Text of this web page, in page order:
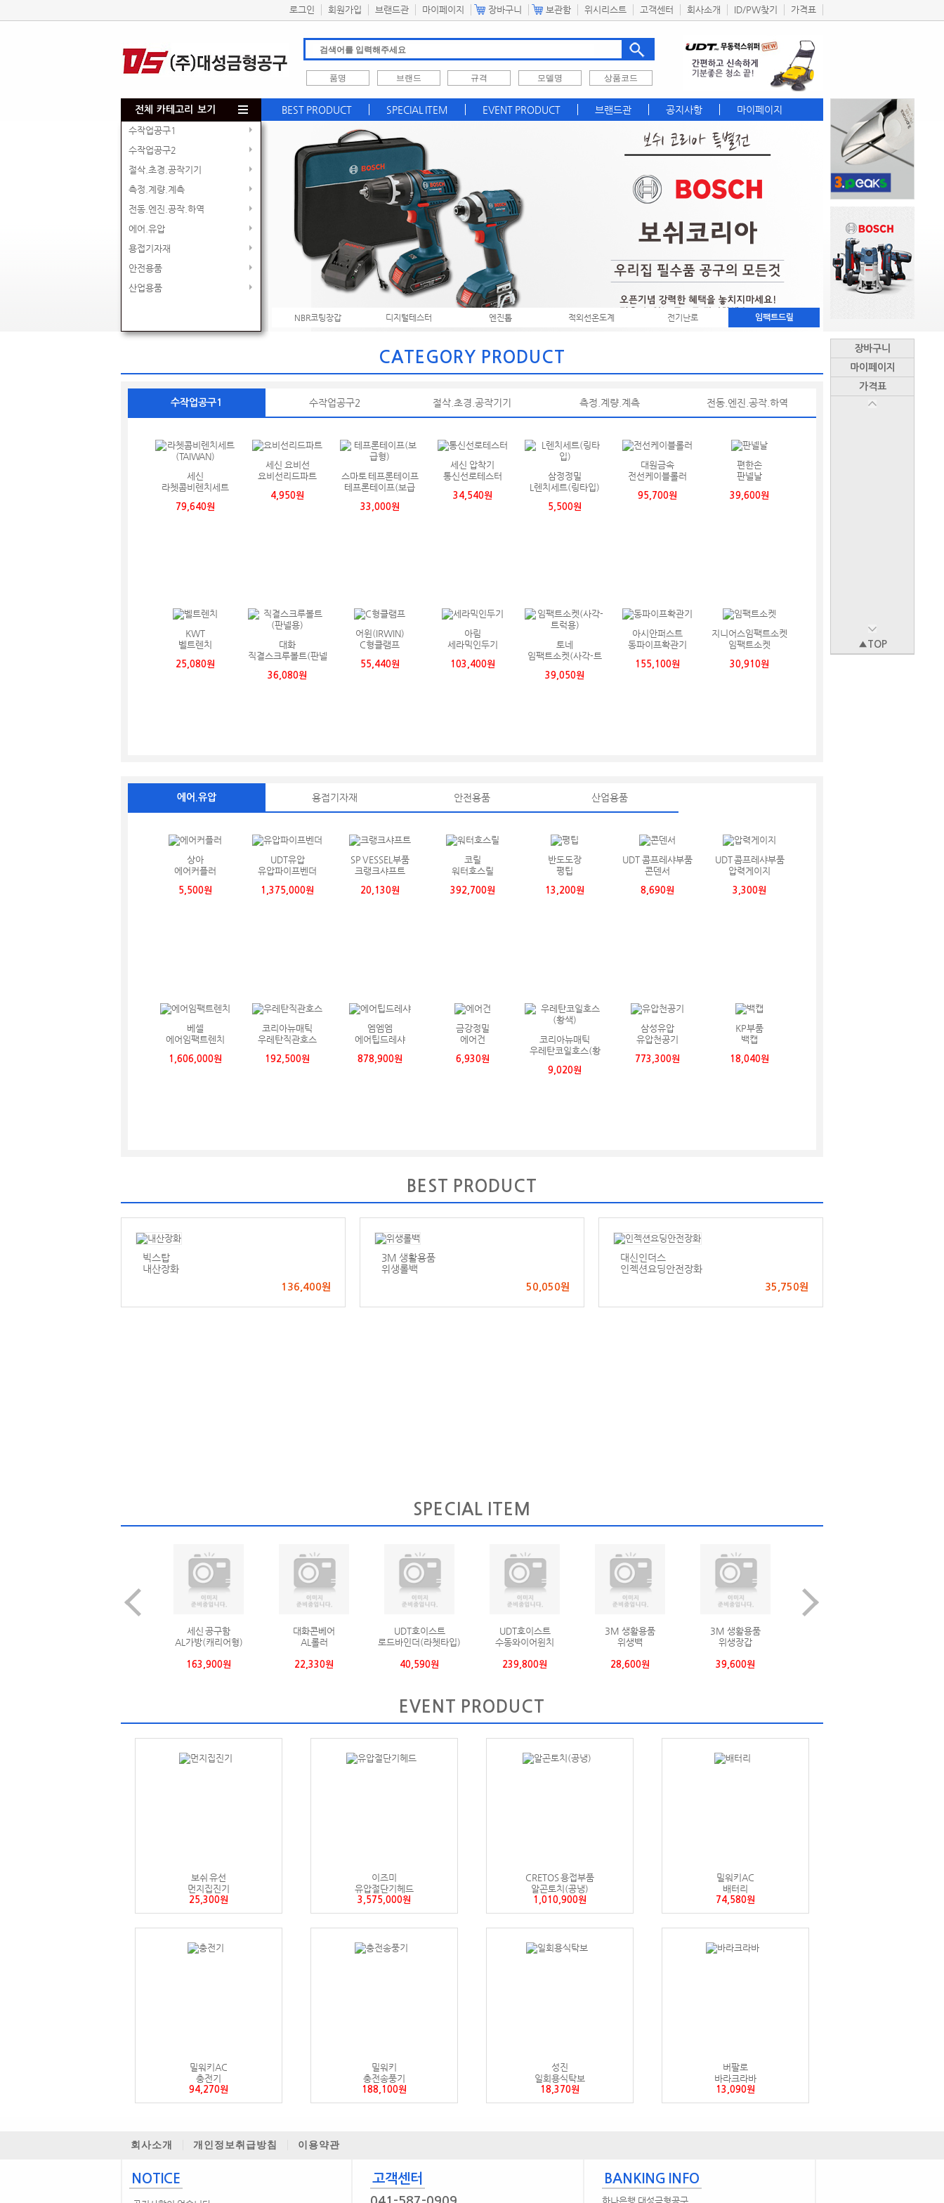
로그인 회원가입 브랜드관 마이페이지 장바구니 보관함 위시리스트 고객센터 회사소개 ID/PW찾기 가격표
전체 카테고리 보기 BEST PRODUCT SPECIAL ITEM EVENT PRODUCT 브랜드관 공지사항 마이페이지
장바구니
마이페이지
가격표
▲TOP
수작업공구1
수작업공구2
절삭.초경.공작기기
측정.계량.계측
전동.엔진.공작.하역
에어.유압
용접기자재
안전용품
산업용품
NBR코팅장갑 디지털테스터 엔진톱 적외선온도계 전기난로 임팩트드릴
CATEGORY PRODUCT
수작업공구1 수작업공구2 절삭.초경.공작기기 측정.계량.계측 전동.엔진.공작.하역
세신
라쳇콤비렌치세트
79,640원
세신 요비선
요비선리드파트
4,950원
스마토 테프론테이프
테프론테이프(보급
33,000원
세신 압착기
통신선로테스터
34,540원
삼정정밀
L렌치세트(링타입)
5,500원
대원금속
전선케이블롤러
95,700원
편한손
판넬날
39,600원
KWT
벨트렌치
25,080원
대화
직결스크루볼트(판넬
36,080원
어윈(IRWIN)
C형클램프
55,440원
아림
세라믹인두기
103,400원
토네
임팩트소켓(사각-트
39,050원
아시안퍼스트
동파이프확관기
155,100원
지니어스임팩트소켓
임팩트소켓
30,910원
에어.유압 용접기자재 안전용품 산업용품
상아
에어커플러
5,500원
UDT유압
유압파이프벤더
1,375,000원
SP VESSEL부품
크랭크샤프트
20,130원
코릴
워터호스릴
392,700원
반도도장
평팁
13,200원
UDT 콤프레샤부품
콘덴서
8,690원
UDT 콤프레샤부품
압력게이지
3,300원
베셀
에어임팩트렌치
1,606,000원
코리아뉴매틱
우레탄직관호스
192,500원
엠엠엠
에어팁드레샤
878,900원
금강정밀
에어건
6,930원
코리아뉴매틱
우레탄코일호스(황
9,020원
삼성유압
유압천공기
773,300원
KP부품
백캡
18,040원
BEST PRODUCT
빅스탑
내산장화
136,400원
3M 생활용품
위생롤백
50,050원
대신인더스
인젝션요딩안전장화
35,750원
SPECIAL ITEM
UDT호이스트
수동와이어윈치
239,800원
3M 생활용품
위생백
28,600원
3M 생활용품
위생장갑
39,600원
밀워키
충전케이블커터
1,030,700원
CRETOS 용접부품
알곤헤드커넥터
28,050원
보쉬 유선
테이블쏘스탠드
236,500원
EVENT PRODUCT
보쉬 유선
먼지집진기
25,300원
이즈미
유압절단기헤드
3,575,000원
CRETOS 용접부품
알곤토치(공냉)
1,010,900원
밀워키AC
배터리
74,580원
밀워키AC
충전기
94,270원
밀워키
충전송풍기
188,100원
성진
일회용식탁보
18,370원
버팔로
바라크라바
13,090원
회사소개 개인정보취급방침 이용약관
NOTICE 고객센터 BANKING INFO
하나은행 대성금형공구